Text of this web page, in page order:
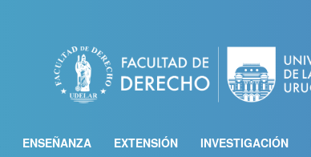
contenido
principal
ENSEÑANZA EXTENSIÓN INVESTIGACIÓN